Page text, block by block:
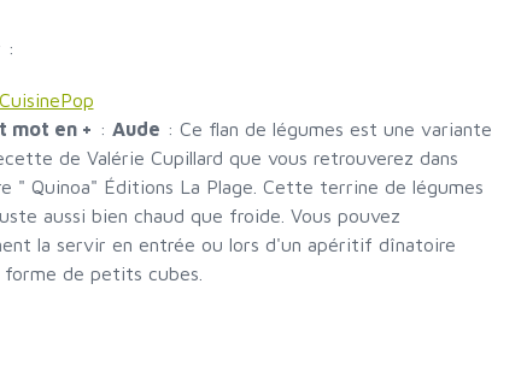
:
CuisinePop
mot en + : Aude : Ce flan de légumes est une variante
de Valérie Cupillard que vous retrouverez dans
" Quinoa" Éditions La Plage. Cette terrine de légumes
aussi bien chaud que froide. Vous pouvez
la servir en entrée ou lors d'un apéritif dînatoire
forme de petits cubes.